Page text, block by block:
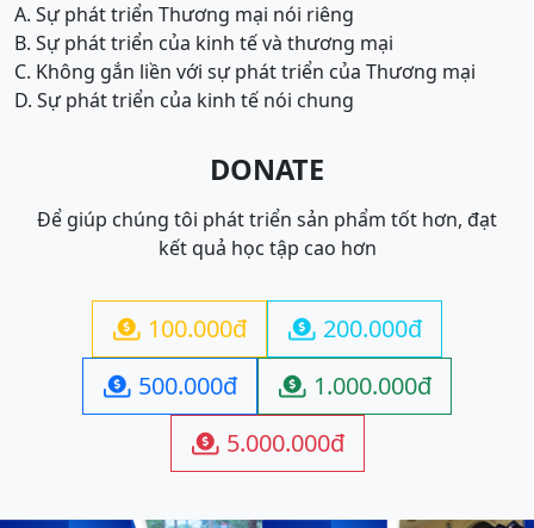
A. Sự phát triển Thương mại nói riêng
B. Sự phát triển của kinh tế và thương mại
C. Không gắn liền với sự phát triển của Thương mại
D. Sự phát triển của kinh tế nói chung
DONATE
Để giúp chúng tôi phát triển sản phẩm tốt hơn, đạt
kết quả học tập cao hơn
 100.000đ  200.000đ
 500.000đ  1.000.000đ
 5.000.000đ